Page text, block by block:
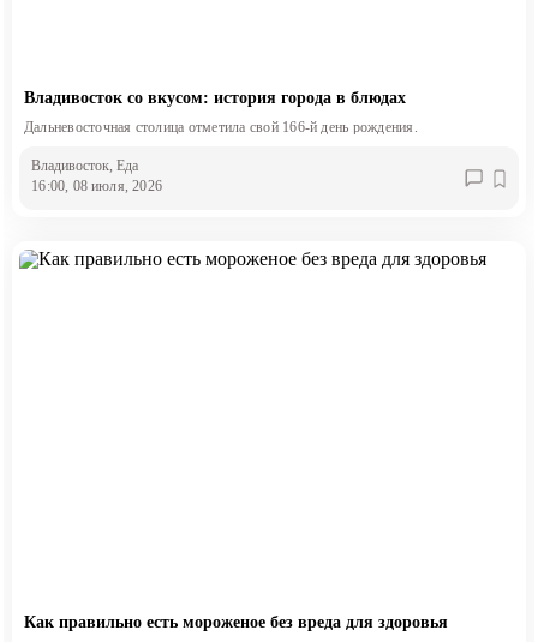
Владивосток со вкусом: история города в блюдах
Дальневосточная столица отметила свой 166-й день рождения.
Владивосток , Еда
16:00, 08 июля, 2026
Как правильно есть мороженое без вреда для здоровья